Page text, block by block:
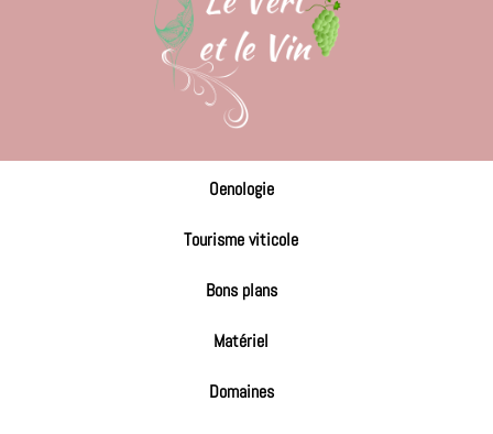
Oenologie
Tourisme viticole
Bons plans
Matériel
Domaines